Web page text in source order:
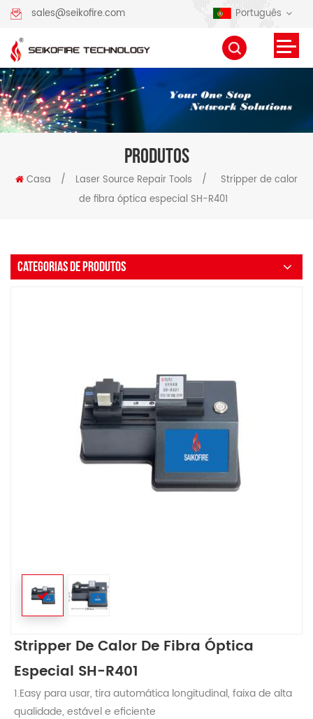
sales@seikofire.com Português
PRODUTOS
Casa / Laser Source Repair Tools /
Stripper de calor
de fibra óptica especial SH-R401
CATEGORIAS DE PRODUTOS
Stripper De Calor De Fibra Óptica
Especial SH-R401
1.Easy para usar, tira automática longitudinal, faixa de alta
qualidade, estável e eficiente